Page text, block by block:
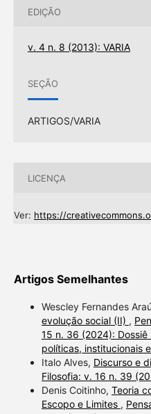
EDIÇÃO
v. 4 n. 8 (2013): VARIA
SEÇÃO
ARTIGOS/VARIA
LICENÇA
Ver: https://
Artigos Semelhantes
Wescley Fernandes
evolução social (II) ,
15 n. 36 (2024): Dossiê
políticas, institucionais
Italo Alves, Discurso e
Filosofia: v. 16 n. 39
Denis Coitinho, Teoria
Escopo e Limites ,